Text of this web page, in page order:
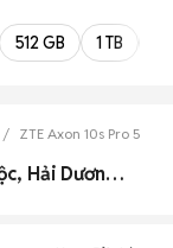
512 GB 1 TB
ZTE Axon 10s Pro 5G
0 Zte Axon 10s Pro 5g cũ Huyện Gia Lộc, Hải Dương đẹp